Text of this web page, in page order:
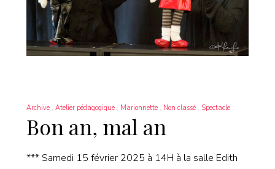
Archive Atelier pédagogique Marionnette Non classé Spectacle
Bon an, mal an
*** Samedi 15 février 2025 à 14H à la salle Edith